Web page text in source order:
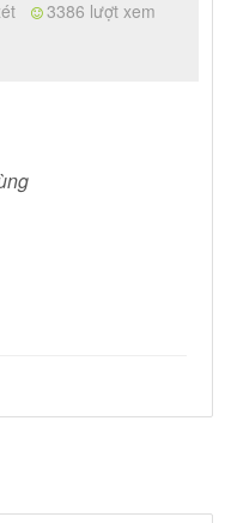
3386 lượt xem